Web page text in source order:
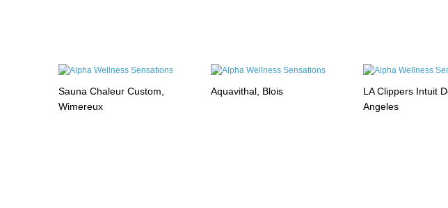
Sauna Chaleur Custom,
Wimereux
Aquavithal, Blois
LA Clippers Intuit
Angeles